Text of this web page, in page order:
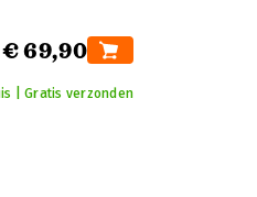
€ 69,90
| Gratis verzonden